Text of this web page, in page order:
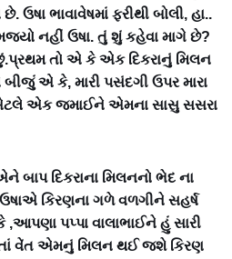
ભાવાવેષમાં ફરીથી બોલી, હા..
નહીં ઉષા. તું શું કહેવા માગે છે?
તો એ કે એક દિકરાનું મિલન
એ કે, મારી પસંદગી ઉપર મારા
એટલે એક જમાઈને એમના સાસુ સસરા
બાપ દિકરાના મિલનનો ભેદ ના
કિરણના ગળે વળગીને સહર્ષ
પપ્પા વાલાભાઈને હું સારી
વેંત એમનું મિલન થઈ જશે કિરણ